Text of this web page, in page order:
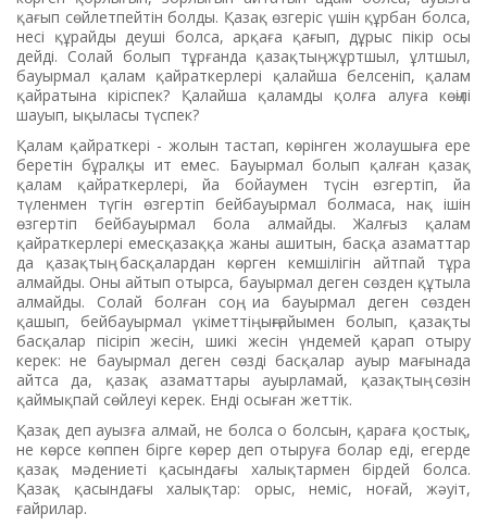
қағып сөйлетпейтін болды. Қазақ өзгеріс үшін құрбан болса,
несі құрайды деуші болса, арқаға қағып, дұрыс пікір осы
дейді. Солай болып тұрғанда қазақтың жұртшыл, ұлтшыл,
бауырмал қалам қайраткерлері қалайша белсеніп, қалам
қайратына кіріспек? Қалайша қаламды қолға алуға көңілі
шауып, ықыласы түспек?
Қалам қайраткері - жолын тастап, көрінген жолаушыға ере
беретін бұралқы ит емес. Бауырмал болып қалған қазақ
қалам қайраткерлері, йа бойаумен түсін өзгертіп, йа
түленмен түгін өзгертіп бейбауырмал болмаса, нақ ішін
өзгертіп бейбауырмал бола алмайды. Жалғыз қалам
қайраткерлері емесқазаққа жаны ашитын, басқа азаматтар
да қазақтың басқалардан көрген кемшілігін айтпай тұра
алмайды. Оны айтып отырса, бауырмал деген сөзден құтыла
алмайды. Солай болған соң, иа бауырмал деген сөзден
қашып, бейбауырмал үкіметтің ыңғайымен болып, қазақты
басқалар пісіріп жесін, шикі жесін үндемей қарап отыру
керек: не бауырмал деген сөзді басқалар ауыр мағынада
айтса да, қазақ азаматтары ауырламай, қазақтың сөзін
қаймықпай сөйлеуі керек. Енді осыған жеттік.
Қазақ деп ауызға алмай, не болса о болсын, қараға қостық,
не көрсе көппен бірге көрер деп отыруға болар еді, егерде
қазақ мәдениеті қасындағы халықтармен бірдей болса.
Қазақ қасындағы халықтар: орыс, неміс, ноғай, жәуіт,
ғайрилар.